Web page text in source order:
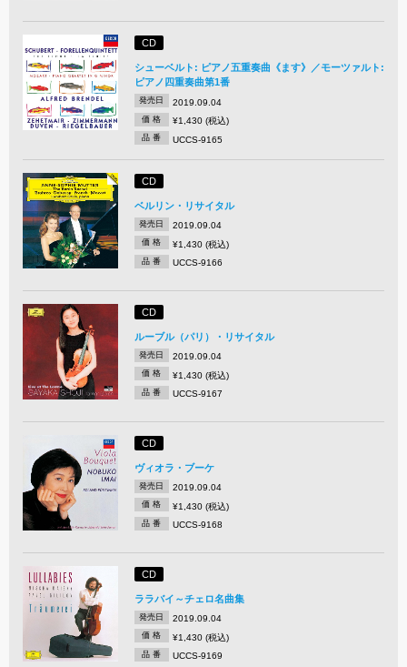
CD
シューベルト: ピアノ五重奏曲《ます》／モーツァルト:
ピアノ四重奏曲第1番
発売日 2019.09.04
価 格 ¥1,430 (税込)
品 番 UCCS-9165
CD
ベルリン・リサイタル
発売日 2019.09.04
価 格 ¥1,430 (税込)
品 番 UCCS-9166
CD
ルーブル（パリ）・リサイタル
発売日 2019.09.04
価 格 ¥1,430 (税込)
品 番 UCCS-9167
CD
ヴィオラ・ブーケ
発売日 2019.09.04
価 格 ¥1,430 (税込)
品 番 UCCS-9168
CD
ララバイ～チェロ名曲集
発売日 2019.09.04
価 格 ¥1,430 (税込)
品 番 UCCS-9169